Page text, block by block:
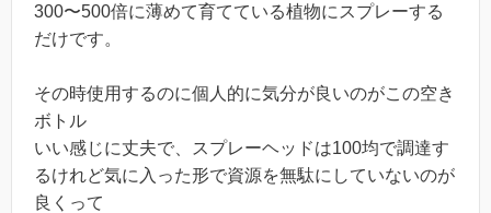
300〜500倍に薄めて育てている植物にスプレーする
だけです。
その時使用するのに個人的に気分が良いのがこの空き
ボトル
いい感じに丈夫で、スプレーヘッドは100均で調達す
るけれど気に入った形で資源を無駄にしていないのが
良くって